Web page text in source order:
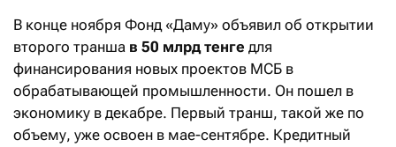
В конце ноября Фонд «Даму» объявил об открытии
второго транша в 50 млрд тенге для
финансирования новых проектов МСБ в
обрабатывающей промышленности. Он пошел в
экономику в декабре. Первый транш, такой же по
объему, уже освоен в мае-сентябре. Кредитный